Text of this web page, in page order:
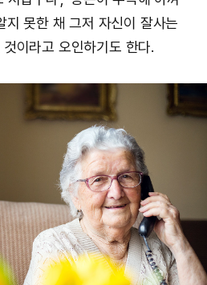
지 못한 채 그저 자신이 잘사는
이라고 오인하기도 한다.